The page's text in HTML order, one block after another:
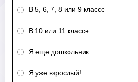
В 5, 6, 7, 8 или 9 классе
В 10 или 11 классе
Я еще дошкольник
Я уже взрослый!